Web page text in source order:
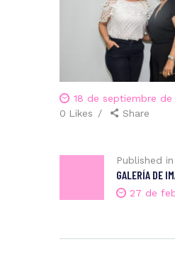
18 de septiembre de
0 Likes Share
Published in
GALERÍA DE
27 de